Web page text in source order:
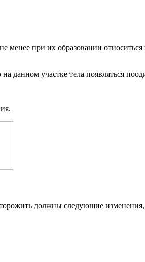
при их образовании относиться
участке тела появляться
должны следующие